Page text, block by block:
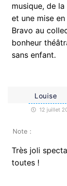
musique, de
et une mise
Bravo au
bonheur
sans enfant.
Louise
12 juillet
Note :
Très joli
toutes !